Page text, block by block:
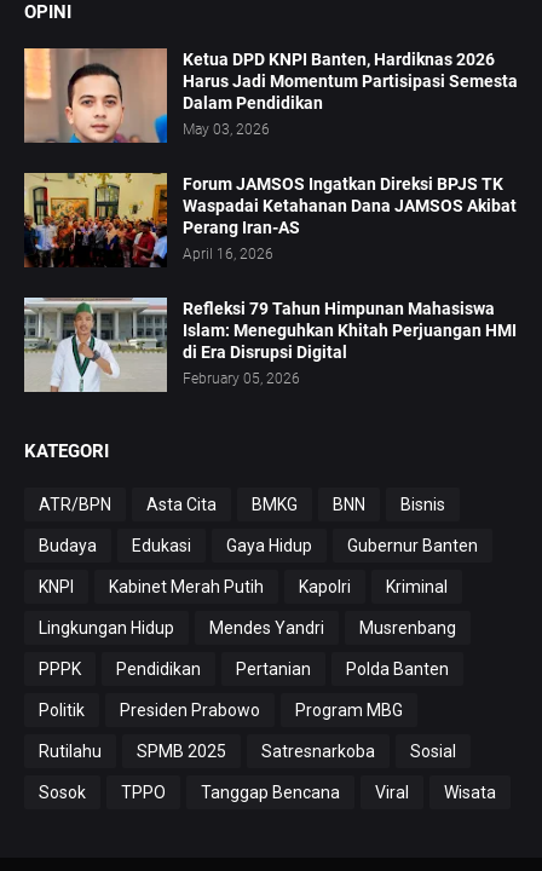
OPINI
Ketua DPD KNPI Banten, Hardiknas 2026
Harus Jadi Momentum Partisipasi Semesta
Dalam Pendidikan
May 03, 2026
Forum JAMSOS Ingatkan Direksi BPJS TK
Waspadai Ketahanan Dana JAMSOS Akibat
Perang Iran-AS
April 16, 2026
Refleksi 79 Tahun Himpunan Mahasiswa
Islam: Meneguhkan Khitah Perjuangan HMI
di Era Disrupsi Digital
February 05, 2026
KATEGORI
ATR/BPN Asta Cita BMKG BNN Bisnis
Budaya Edukasi Gaya Hidup Gubernur Banten
KNPI Kabinet Merah Putih Kapolri Kriminal
Lingkungan Hidup Mendes Yandri Musrenbang
PPPK Pendidikan Pertanian Polda Banten
Politik Presiden Prabowo Program MBG
Rutilahu SPMB 2025 Satresnarkoba Sosial
Sosok TPPO Tanggap Bencana Viral Wisata